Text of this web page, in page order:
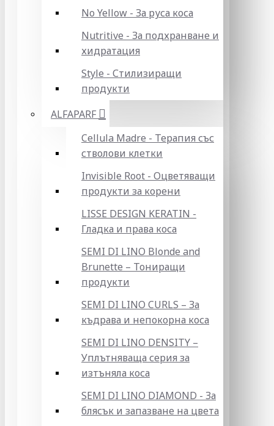
No Yellow - За руса коса
Nutritive - За подхранване и
хидратация
Style - Стилизиращи
продукти
ALFAPARF
Cellula Madre - Терапия със
стволови клетки
Invisible Root - Оцветяващи
продукти за корени
LISSE DESIGN KERATIN -
Гладка и права коса
SEMI DI LINO Blonde and
Brunette – Тониращи
продукти
SEMI DI LINO CURLS – За
къдрава и непокорна коса
SEMI DI LINO DENSITY –
Уплътняваща серия за
изтъняла коса
SEMI DI LINO DIAMOND - За
блясък и запазване на цвета